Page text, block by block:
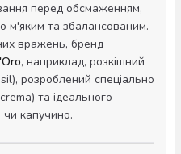
перед обсмаженням,
м'яким та збалансованим.
вражень, бренд
, наприклад, розкішний
розроблений спеціально
та ідеального
капучино.